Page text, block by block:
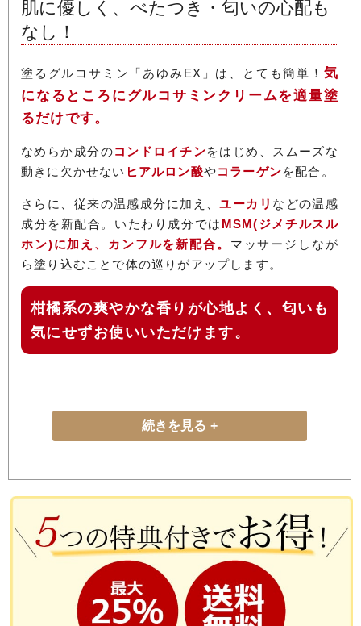
肌に優しく、べたつき・匂いの心配も
なし！
塗るグルコサミン「あゆみEX」は、とても簡単！ 気
になるところにグルコサミンクリームを適量塗
るだけです。
なめらか成分のコンドロイチンをはじめ、スムーズな
動きに欠かせない ヒアルロン酸やコラーゲンを配合。
さらに、従来の温感成分に加え、ユーカリ などの温感
成分を新配合。いたわり成分では MSM(ジメチルスル
ホン)に加え、カンフルを新配合。 マッサージしなが
ら塗り込むことで体の巡りがアップします。
柑橘系の爽やかな香りが心地よく、匂いも
気にせずお使いいただけます。
続きを見る
天然型グルコサミンを使用